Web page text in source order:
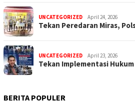
UNCATEGORIZED April 24, 2026
Tekan Peredaran Miras,
UNCATEGORIZED April 23, 2026
Tekan Implementasi
BERITA POPULER